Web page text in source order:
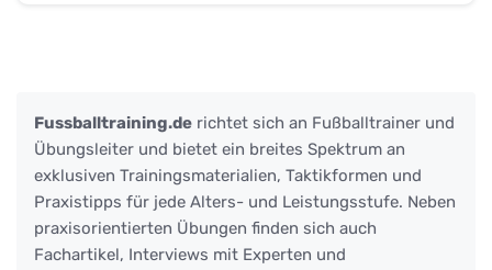
Fussballtraining.de richtet sich an Fußballtrainer und
Übungsleiter und bietet ein breites Spektrum an
exklusiven Trainingsmaterialien, Taktikformen und
Praxistipps für jede Alters- und Leistungsstufe. Neben
praxisorientierten Übungen finden sich auch
Fachartikel, Interviews mit Experten und